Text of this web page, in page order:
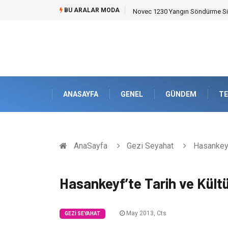
BU ARALAR MODA Novec 1230 Yangın Söndürme
ANASAYFA GENEL GÜNDEM
AnaSayfa Gezi Seyahat
Hasankeyf’te Tarih ve
GEZI SEYAHAT May 2013, Cts